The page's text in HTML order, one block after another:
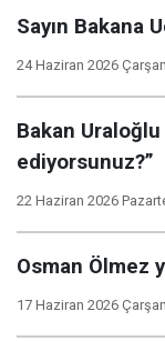
Sayın Bakana
24 Haziran 2026
Bakan Uraloğlu
ediyorsunuz?”
22 Haziran 2026
Osman Ölmez
17 Haziran 2026